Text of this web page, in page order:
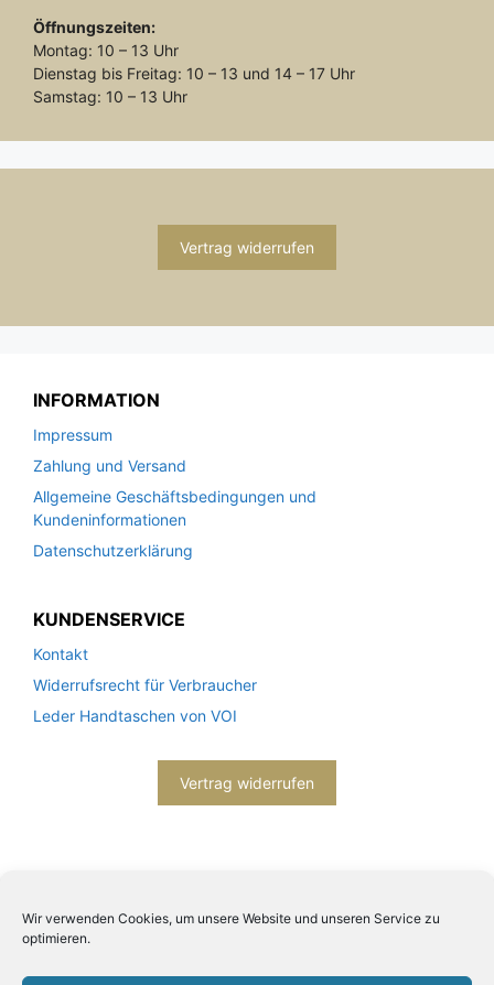
Wir verwenden Cookies, um unsere Website und unseren Service zu
optimieren.
Öffnungszeiten:
Montag: 10 – 13 Uhr
Dienstag bis Freitag: 10 – 13 und 14 – 17 Uhr
Samstag: 10 – 13 Uhr
Vertrag widerrufen
INFORMATION
Impressum
Zahlung und Versand
Allgemeine Geschäftsbedingungen und
Kundeninformationen
Datenschutzerklärung
KUNDENSERVICE
Kontakt
Widerrufsrecht für Verbraucher
Leder Handtaschen von VOI
Vertrag widerrufen
2026© Engels mode schmuck -Datenschutzerklärung